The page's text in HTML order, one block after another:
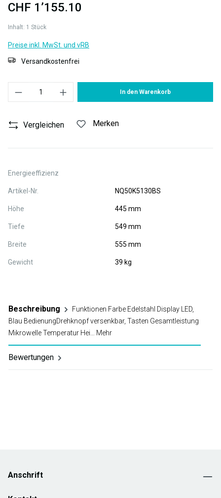
CHF 1’155.10
Inhalt: 1 Stück
Preise inkl. MwSt. und vRB
Versandkostenfrei
In den Warenkorb
Vergleichen Merken
Energieeffizienz
Artikel-Nr. NQ50K5130BS
Höhe 445 mm
Tiefe 549 mm
Breite 555 mm
Gewicht 39 kg
Beschreibung
Funktionen Farbe Edelstahl Display LED,
Blau BedienungDrehknopf versenkbar, Tasten Gesamtleistung
Mikrowelle Temperatur Hei… Mehr
Bewertungen
Anschrift